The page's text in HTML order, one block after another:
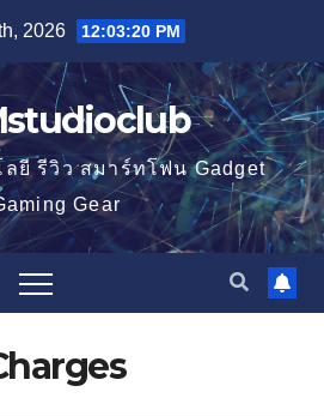
2026 12:03:20 PM
ยี รีวิว สมาร์ทโฟน Gadget
Gear